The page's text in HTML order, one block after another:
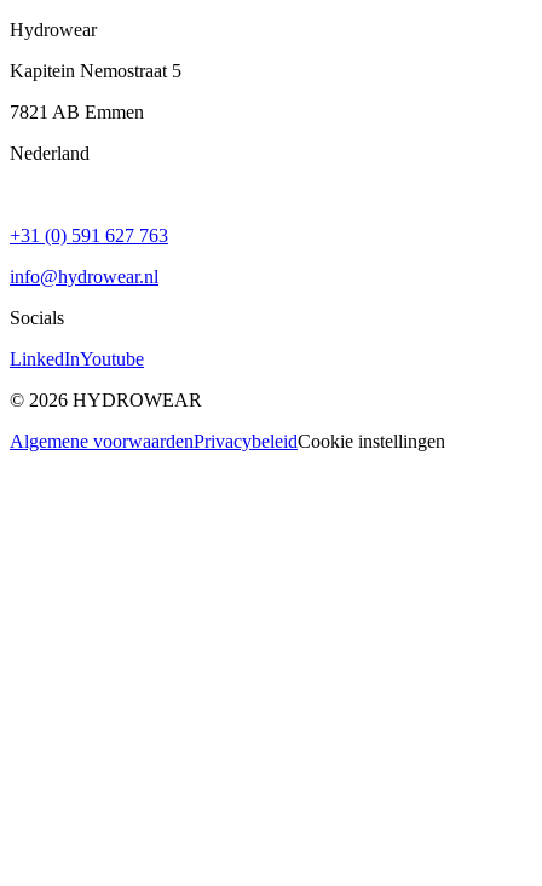
Hydrowear
Kapitein Nemostraat 5
7821 AB Emmen
Nederland
+31 (0) 591 627 763
info@hydrowear.nl
Socials
LinkedInYoutube
© 2026 HYDROWEAR
Algemene voorwaardenPrivacybeleidCookie instellingen